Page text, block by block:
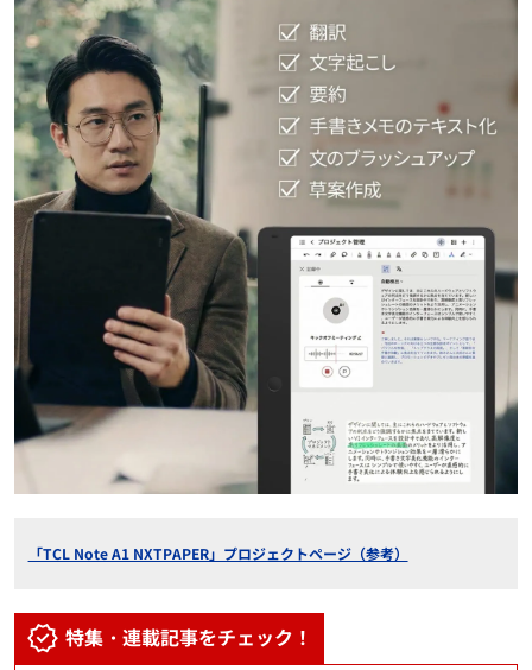
「TCL Note A1 NXTPAPER」プロジェクトページ（参考）
特集・連載記事をチェック！